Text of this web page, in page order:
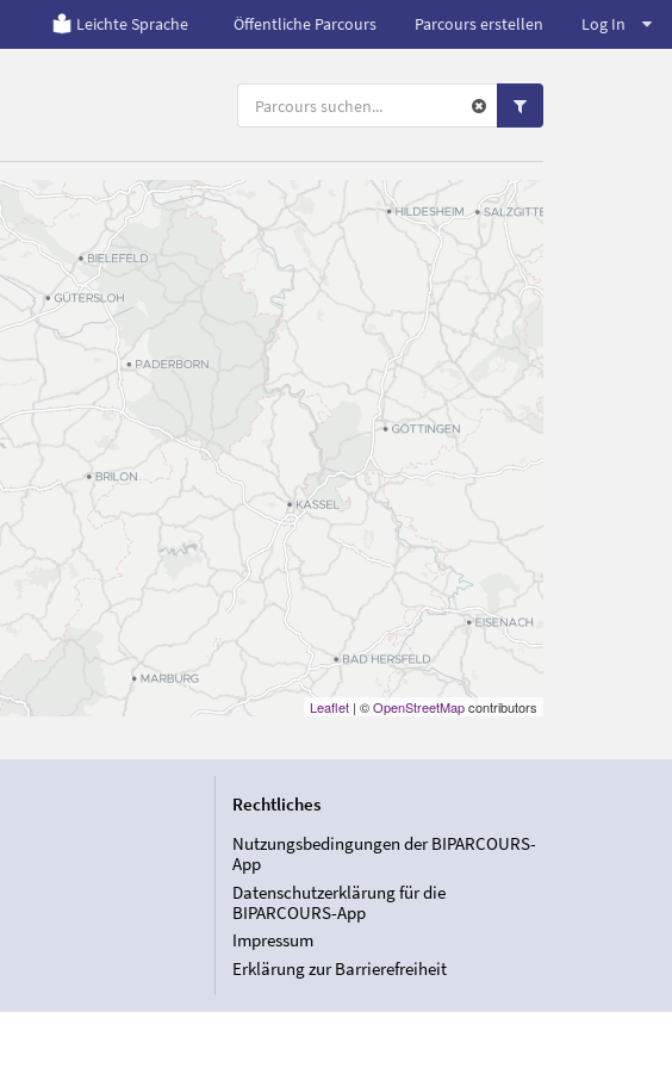
Leichte Sprache Öffentliche Parcours Parcours erstellen Log In
Leaflet| ©OpenStreetMapcontributors
Rechtliches
Nutzungsbedingungen der BIPARCOURS-
App
Datenschutzerklärung für die
BIPARCOURS-App
Impressum
Erklärung zur Barrierefreiheit